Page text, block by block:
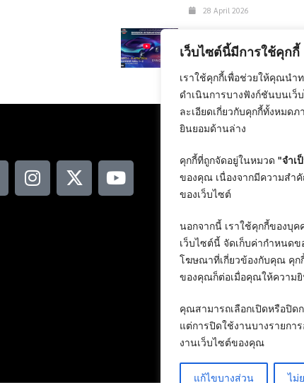
เว็บไซต์นี้มีการใช้คุกกี้
เราใช้คุกกี้เพื่อช่วยให้คุณนำ
ดำเนินการบางฟังก์ชันบนเ
ละเอียดเกี่ยวกับคุกกี้ทั้งหมด
ยินยอมด้านล่าง
คุกกี้ที่ถูกจัดอยู่ในหมวด "จำเ
ของคุณ เนื่องจากมีความสำ
ของเว็บไซต์
นอกจากนี้ เราใช้คุกกี้ของบุ
เว็บไซต์นี้ จัดเก็บค่ากำหนด
โฆษณาที่เกี่ยวข้องกับคุณ คุก
ของคุณก็ต่อเมื่อคุณให้ความ
คุณสามารถเลือกเปิดหรือปิด
แต่การปิดใช้งานบางรายกา
งานเว็บไซต์ของคุณ
แก้ไขบางส่วน ไม่
28 April 2026
Motor Show 2026
24 February 2026